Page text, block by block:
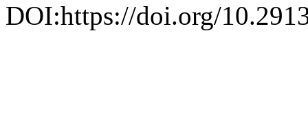
DOI:https://doi.org/